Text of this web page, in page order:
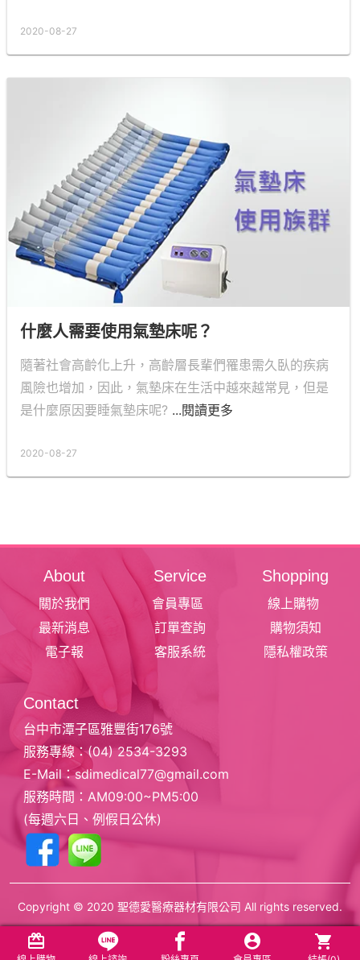
2020-08-27
什麼人需要使用氣墊床呢？
隨著社會高齡化上升，高齡層長輩們罹患需久臥的疾病
風險也增加，因此，氣墊床在生活中越來越常見，但是
是什麼原因要睡氣墊床呢? ...閱讀更多
2020-08-27
About
關於我們
最新消息
電子報
Service
會員專區
訂單查詢
客服系統
Shopping
線上購物
購物須知
隱私權政策
Contact
台中市潭子區雅豐街176號
服務專線：(04) 2534-3293
E-Mail：sdimedical77@gmail.com
服務時間：AM09:00~PM5:00
(每週六日、例假日公休)
Copyright © 2020 聖德愛醫療器材有限公司 All rights reserved.